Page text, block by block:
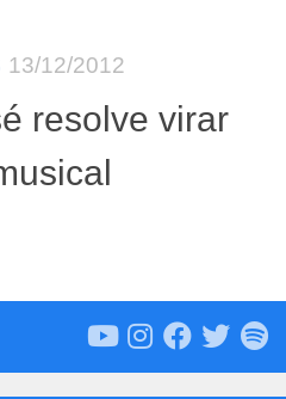
13/12/2012
resolve virar